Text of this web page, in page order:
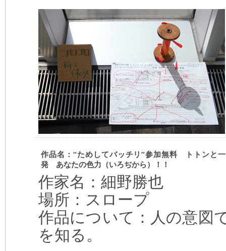
作品名：“ためしてバッチリ”参加無料 トトンと一
発 あなたの色力（いろぢから）！！
作家名：細野勝也
場所：スロープ
作品について：人の意図
を知る。